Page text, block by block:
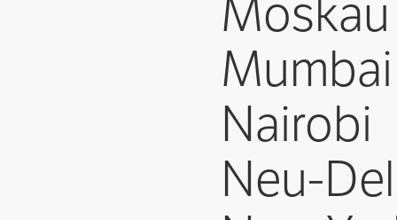
Moskau
Mumbai
Nairobi
Neu-